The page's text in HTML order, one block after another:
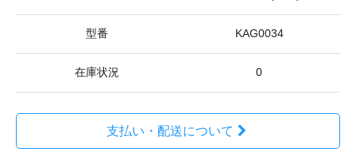
型番 KAG0034
在庫状況 0
支払い・配送について